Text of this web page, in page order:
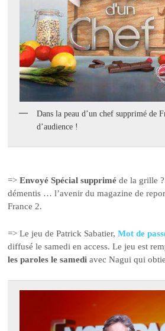
Dans la peau d’un chef supprimé de
d’audience !
=>Envoyé Spécial suppriméde la grille
démentis … l’avenir du magazine de
France 2.
=> Le jeu de Patrick Sabatier, Mot de
diffusé le samedi en access. Le jeu est
les paroles le samedi avec Nagui qui